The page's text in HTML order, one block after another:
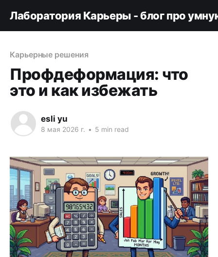
Лаборатория Карьеры - блог про
Карьерные решения
Профдеформация: что
это и как избежать
esli yu
8 мая 2026 г. • 5 min read